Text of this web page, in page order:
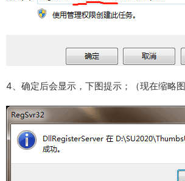
4、确定后会显示，下图提示；（现在缩略图